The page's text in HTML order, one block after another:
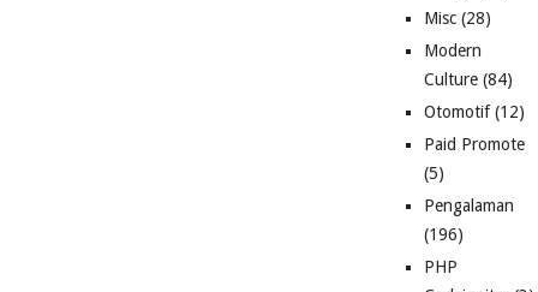
Misc (28)
Modern
Culture (84)
Otomotif(12)
Paid Promote
(5)
Pengalaman
(196)
PHP